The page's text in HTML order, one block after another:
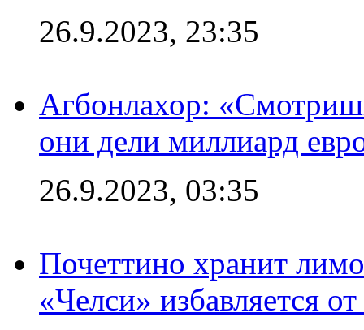
26.9.2023, 23:35
Агбонлахор:
они дели миллиард
26.9.2023, 03:35
Почеттино хранит
«Челси» избавляется